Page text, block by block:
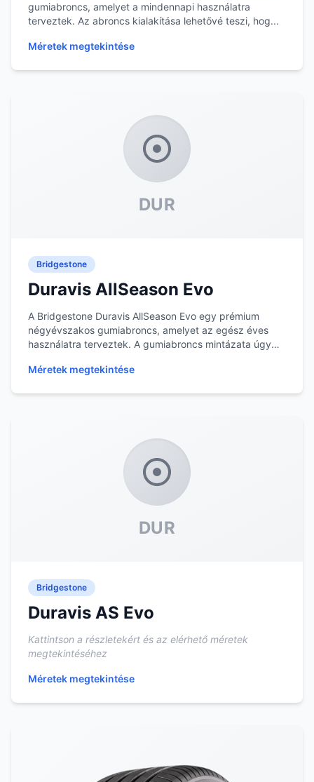
gumiabroncs, amelyet a mindennapi használatra
terveztek. Az abroncs kialakítása lehetővé teszi, hog...
Méretek megtekintése
DUR
Bridgestone
Duravis AllSeason Evo
A Bridgestone Duravis AllSeason Evo egy prémium
négyévszakos gumiabroncs, amelyet az egész éves
használatra terveztek. A gumiabroncs mintázata úgy
Méretek megtekintése
DUR
Bridgestone
Duravis AS Evo
Kattintson a részletekért és az elérhető méretek
megtekintéséhez
Méretek megtekintése